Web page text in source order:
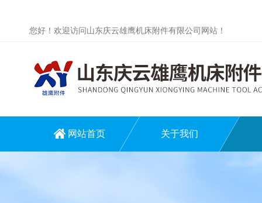
您好！欢迎访问山东庆云雄鹰机床附件有限公司网站！
网站首页 关于我们